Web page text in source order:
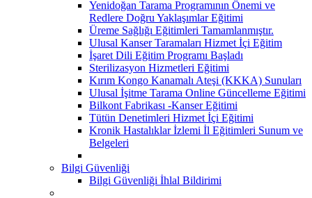
Yenidoğan Tarama Programının Önemi ve
Redlere Doğru Yaklaşımlar Eğitimi
Üreme Sağlığı Eğitimleri Tamamlanmıştır.
Ulusal Kanser Taramaları Hizmet İçi Eğitim
İşaret Dili Eğitim Programı Başladı
Sterilizasyon Hizmetleri Eğitimi
Kırım Kongo Kanamalı Ateşi (KKKA) Sunuları
Ulusal İşitme Tarama Online Güncelleme Eğitimi
Bilkont Fabrikası -Kanser Eğitimi
Tütün Denetimleri Hizmet İçi Eğitimi
Kronik Hastalıklar İzlemi İl Eğitimleri Sunum ve
Belgeleri
Bilgi Güvenliği
Bilgi Güvenliği İhlal Bildirimi